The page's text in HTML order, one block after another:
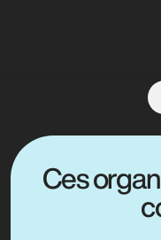
Ces